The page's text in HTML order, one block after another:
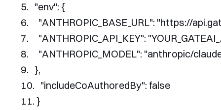
"env": {
"ANTHROPIC_BASE_URL": "https://
"ANTHROPIC_API_KEY":
"ANTHROPIC_MODEL": "anthropic/
},
"includeCoAuthoredBy": false
}